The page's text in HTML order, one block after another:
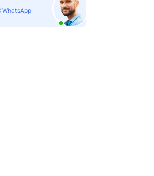
WhatsApp